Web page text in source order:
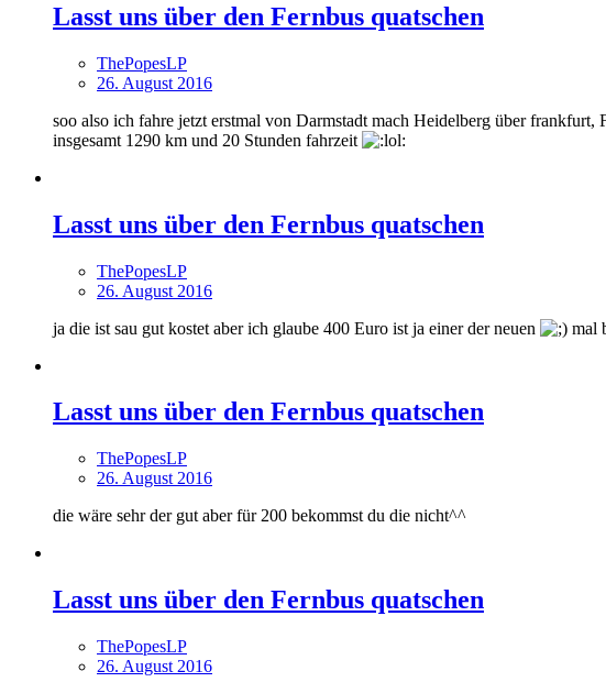
Lasst uns über den Fernbus quatschen
ThePopesLP
26. August 2016
soo also ich fahre jetzt erstmal von Darmstadt mach Heidelberg über
insgesamt 1290 km und 20 Stunden fahrzeit
Lasst uns über den Fernbus quatschen
ThePopesLP
26. August 2016
ja die ist sau gut kostet aber ich glaube 400 Euro ist ja einer der neuen
mal
Lasst uns über den Fernbus quatschen
ThePopesLP
26. August 2016
die wäre sehr der gut aber für 200 bekommst du die nicht^^
Lasst uns über den Fernbus quatschen
ThePopesLP
26. August 2016